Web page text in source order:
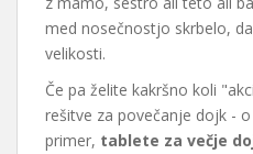
med nosečnostjo skrbelo,
velikosti.
Če pa želite kakršno koli
rešitve za povečanje dojk -
primer, tablete za večje